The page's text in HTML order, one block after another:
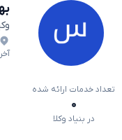
تعداد خدمات ارائه شده
۰
در بنیاد وکلا